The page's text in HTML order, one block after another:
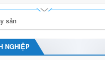
sản
NGHIỆP